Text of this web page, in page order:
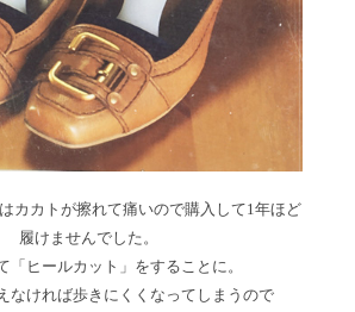
カカトが擦れて痛いので購入して1年ほど
履けませんでした。
「ヒールカット」をすることに。
なければ歩きにくくなってしまうので